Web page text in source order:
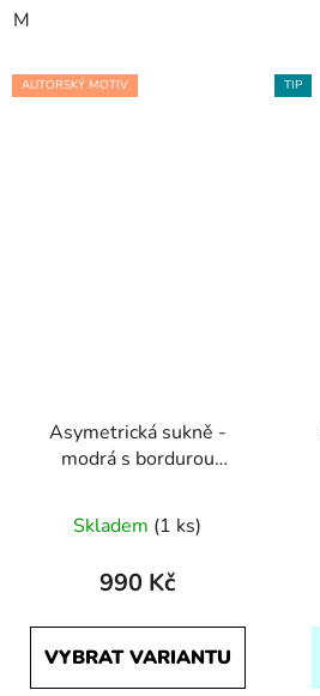
M
AUTORSKÝ MOTIV
Asymetrická sukně -
modrá s bordurou
Skladem (1 ks)
990 Kč
VYBRAT VARIANTU
TIP